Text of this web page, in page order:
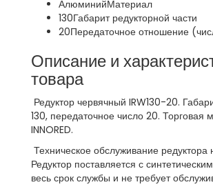
АлюминийМатериал
130Габарит редукторной части
20Передаточное отношение
Описание и
товара
Редуктор червячный IRW130-20.
130, передаточное число 20. Торговая
INNORED.
Техническое обслуживание редуктора
Редуктор поставляется с
весь срок службы и не требует